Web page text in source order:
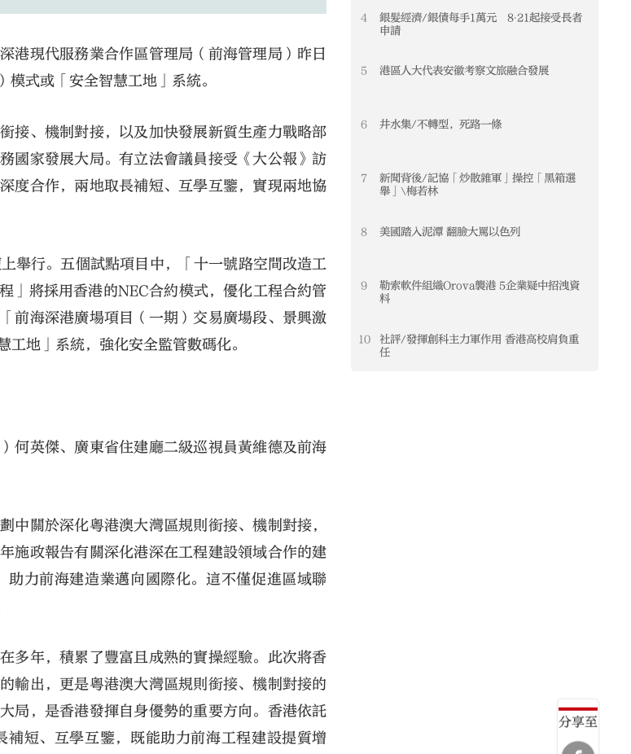
分享至
港現代服務業合作區管理局（前海管理局）昨日
式或「安全智慧工地」系統。
接、機制對接，以及加快發展新質生產力戰略部
國家發展大局。有立法會議員接受《大公報》訪
度合作，兩地取長補短、互學互鑒，實現兩地協
舉行。五個試點項目中，「十一號路空間改造工
」將採用香港的NEC合約模式，優化工程合約管
前海深港廣場項目（一期）交易廣場段、景興激
地」系統，強化安全監管數碼化。
何英傑、廣東省住建廳二級巡視員黃維德及前海
關於深化粵港澳大灣區規則銜接、機制對接，
施政報告有關深化港深在工程建設領域合作的建
力前海建造業邁向國際化。這不僅促進區域聯
多年，積累了豐富且成熟的實操經驗。此次將香
輸出，更是粵港澳大灣區規則銜接、機制對接的
局，是香港發揮自身優勢的重要方向。香港依託
短、互學互鑒，既能助力前海工程建設提質增
4
銀髮經濟/銀債每手1萬元 8‧21起接受長者
申請
5 港區人大代表安徽考察文旅融合發展
6 井水集/不轉型，死路一條
7
新聞背後/記協「炒散雜軍」操控「黑箱選
舉」\梅若林
8 美國踏入泥潭 翻臉大罵以色列
9
勒索軟件組織Orova襲港 5企業疑中招洩資
料
10
社評/發揮創科主力軍作用 香港高校肩負重
任